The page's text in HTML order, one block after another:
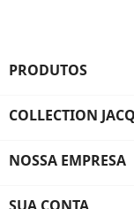
PRODUTOS
COLLECTION
NOSSA EMPRESA